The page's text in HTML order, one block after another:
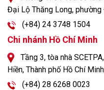
Đại Lộ Thăng Long,
(+84) 24 3748 1504
Chi nhánh Hồ Chí Minh
Tầng 3, tòa nhà
Hiền, Thành phố Hồ Chí Minh
(+84) 28 6268 0023